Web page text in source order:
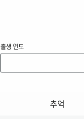
출생 연도
추억